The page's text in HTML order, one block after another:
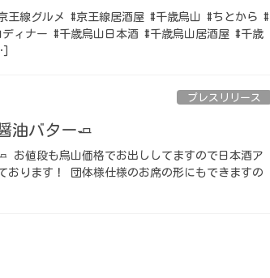
王線グルメ #京王線居酒屋 #千歳烏山 #ちとから #
ィナー #千歳烏山日本酒 #千歳烏山居酒屋 #千歳
プレスリリース
油バター🧈
お値段も烏山価格でお出ししてますので日本酒ア
おります！ 団体様仕様のお席の形にもできますの